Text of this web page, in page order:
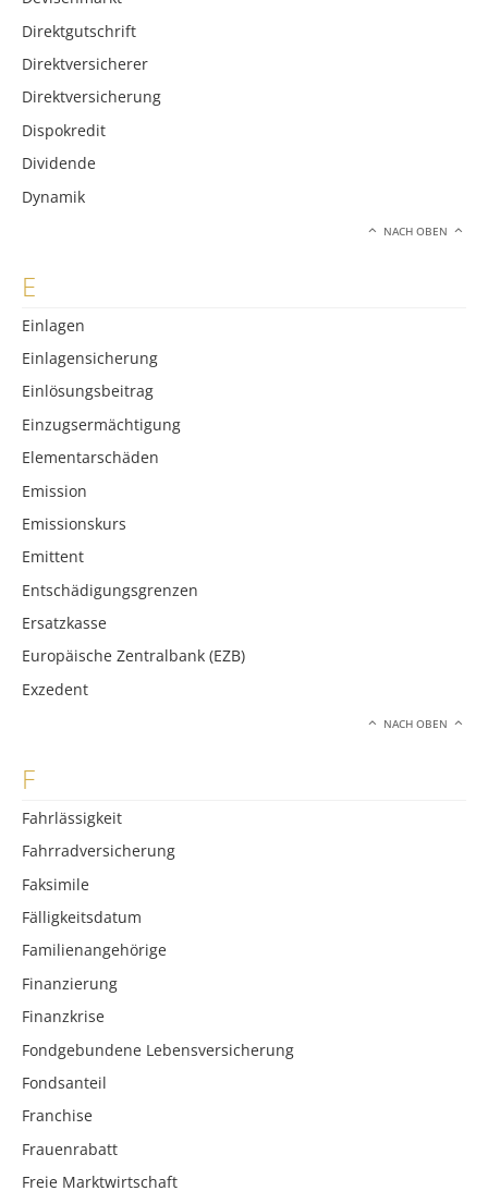
Direktgutschrift
Direktversicherer
Direktversicherung
Dispokredit
Dividende
Dynamik
NACH OBEN
E
Einlagen
Einlagensicherung
Einlösungsbeitrag
Einzugsermächtigung
Elementarschäden
Emission
Emissionskurs
Emittent
Entschädigungsgrenzen
Ersatzkasse
Europäische Zentralbank (EZB)
Exzedent
NACH OBEN
F
Fahrlässigkeit
Fahrradversicherung
Faksimile
Fälligkeitsdatum
Familienangehörige
Finanzierung
Finanzkrise
Fondgebundene Lebensversicherung
Fondsanteil
Franchise
Frauenrabatt
Freie Marktwirtschaft